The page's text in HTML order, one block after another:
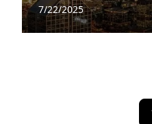
7/22/2025